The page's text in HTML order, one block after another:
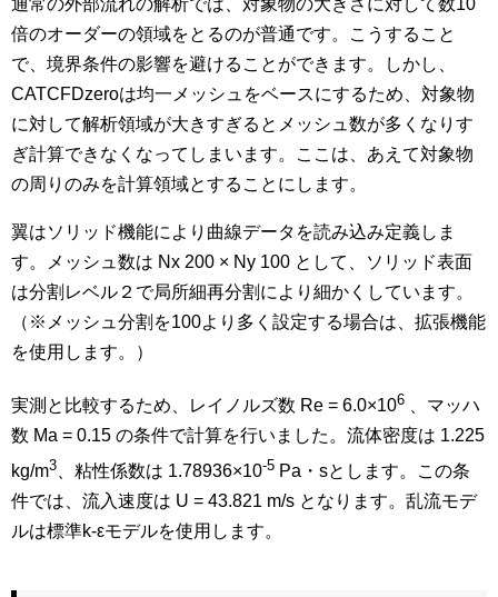
倍のオーダーの領域をとるのが普通です。こうすること
で、境界条件の影響を避けることができます。しかし、
CATCFDzeroは均一メッシュをベースにするため、対象物
に対して解析領域が大きすぎるとメッシュ数が多くなりす
ぎ計算できなくなってしまいます。ここは、あえて対象物
の周りのみを計算領域とすることにします。
翼はソリッド機能により曲線データを読み込み定義しま
す。メッシュ数は Nx 200 × Ny 100 として、ソリッド表面
は分割レベル２で局所細再分割により細かくしています。
（※メッシュ分割を100より多く設定する場合は、拡張機能
を使用します。）
実測と比較するため、レイノルズ数 Re = 6.0×106 、マッハ
数 Ma = 0.15 の条件で計算を行いました。流体密度は 1.225
kg/m3 、粘性係数は 1.78936×10-5 Pa・sとします。この条
件では、流入速度は U = 43.821 m/s となります。乱流モデ
ルは標準k-εモデルを使用します。